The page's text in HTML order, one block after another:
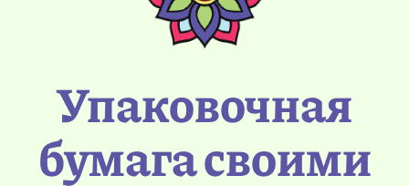
Упаковочная
бумага своими